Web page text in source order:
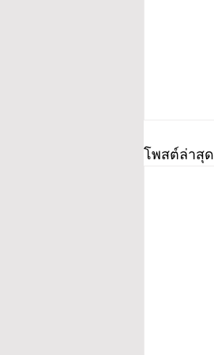
โพสต์ล่าสุด